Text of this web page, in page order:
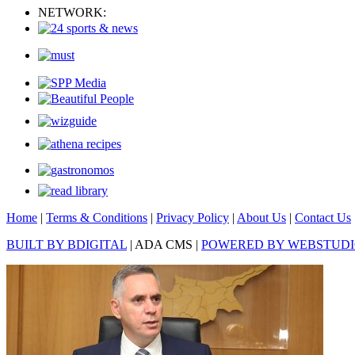
NETWORK:
Home | Terms & Conditions | Privacy Policy | About Us | Contact Us
BUILT BY BDIGITAL | ADA CMS | POWERED BY